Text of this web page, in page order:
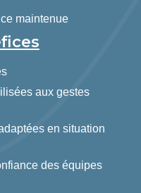
maintenue
aux gestes
en situation
des équipes